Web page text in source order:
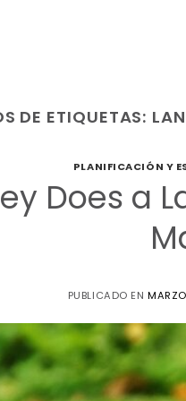
DE ETIQUETAS:
PLANIFICACIÓN Y
Does a
PUBLICADO EN